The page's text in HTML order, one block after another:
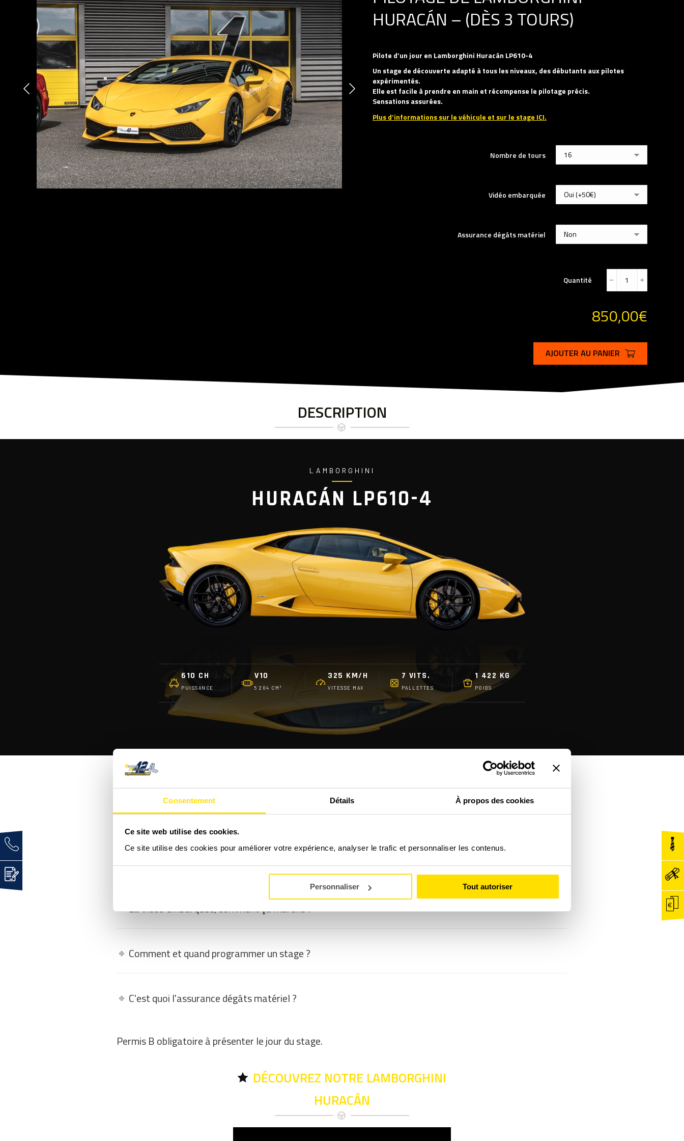
Consentement Détails À propos des cookies
Ce site web utilise des cookies.
Ce site utilise des cookies pour améliorer votre expérience, analyser le trafic et personnaliser les contenus.
Personnaliser Tout autoriser
HURACÁN – (DÈS 3 TOURS)
Pilote d’un jour en Lamborghini Huracán LP610-4
Un stage de découverte adapté à tous les niveaux, des débutants aux pilotes
expérimentés.
Elle est facile à prendre en main et récompense le pilotage précis.
Sensations assurées.
Plus d’informations sur le véhicule et sur le stage ICI.
Nombre de tours
Vidéo embarquée
Assurance dégâts matériel
Quantité ﹣ ﹢
850,00€
AJOUTER AU PANIER
DESCRIPTION
LAMBORGHINI
HURACÁN LP610-4
610 CH
PUISSANCE
V10
5 204 CM³
325 KM/H
VITESSE MAX
7 VITS.
PALLETTES
1 422 KG
POIDS
FAQ - LES QUESTIONS FRÉQUENTES
C'est quoi une Lamborghini Huracán LP610-4 ?
Comment se déroule un stage découverte GT/Prestige ?
La vidéo embarquée, comment ça marche ?
Comment et quand programmer un stage ?
C'est quoi l'assurance dégâts matériel ?
Permis B obligatoire à présenter le jour du stage.
DÉCOUVREZ NOTRE LAMBORGHINI
HURACÁN